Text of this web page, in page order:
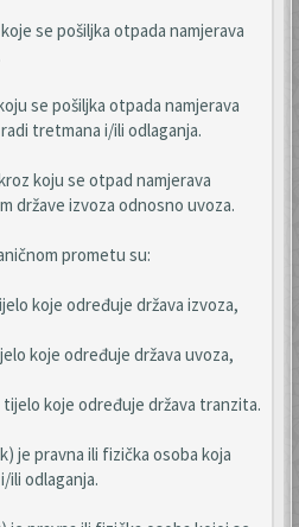
se pošiljka otpada namjerava
se pošiljka otpada namjerava
tretmana i/ili odlaganja.
koju se otpad namjerava
države izvoza odnosno uvoza.
prometu su:
koje određuje država izvoza,
koje određuje država uvoza,
koje određuje država tranzita.
je pravna ili fizička osoba koja
ili odlaganja.